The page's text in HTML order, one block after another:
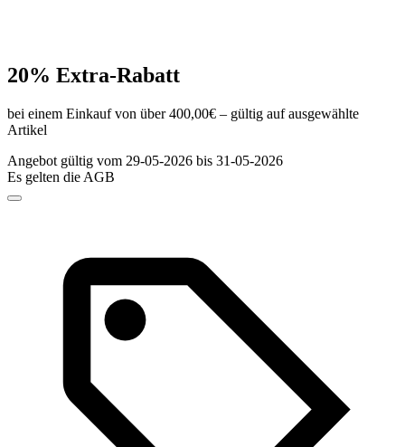
20% Extra-Rabatt
bei einem Einkauf von über 400,00€ – gültig auf ausgewählte
Artikel
Angebot gültig vom 29-05-2026 bis 31-05-2026
Es gelten die AGB